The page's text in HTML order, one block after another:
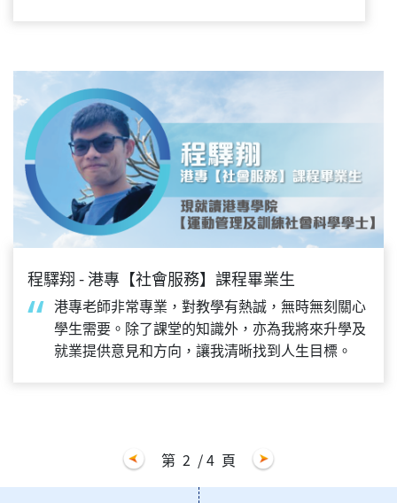
程驛翔 - 港專【社會服務】課程畢業生
港專老師非常專業，對教學有熱誠，無時無刻關心
學生需要。除了課堂的知識外，亦為我將來升學及
就業提供意見和方向，讓我清晰找到人生目標。
第 2 / 4 頁